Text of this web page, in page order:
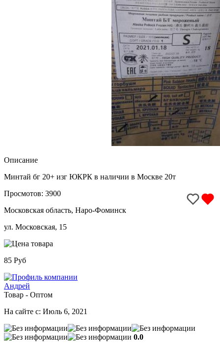
Описание
Минтай бг 20+ изг ЮКРК в наличии в Москве 20т
Просмотов: 3900
Московская область, Наро-Фоминск
ул. Московская, 15
85 Руб
Андрей
Товар - Оптом
На сайте с: Июль 6, 2021
0.0